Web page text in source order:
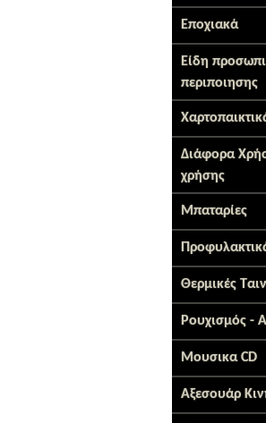
Εποχιακά
Είδη
περιποιησης
Διάφορα
χρήσης
Μπαταρίες
Θερμικές
Ρουχισμός -
Μουσικα CD
Αξεσουάρ